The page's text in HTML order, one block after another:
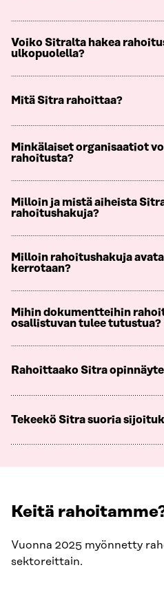
Voiko Sitralta hakea
ulkopuolella?
Mitä Sitra rahoittaa?
Minkälaiset organisaatiot
rahoitusta?
Milloin ja mistä aiheista
rahoitushakuja?
Milloin rahoitushakuja
kerrotaan?
Mihin dokumentteihin
osallistuvan tulee tutustua?
Rahoittaako Sitra
Tekeekö Sitra suoria
Keitä
Vuonna 2025 myönnetty
sektoreittain.